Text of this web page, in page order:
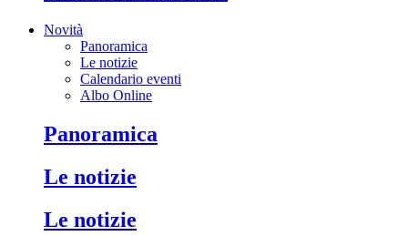
Novità
Panoramica
Le notizie
Calendario eventi
Albo Online
Panoramica
Le notizie
Le notizie